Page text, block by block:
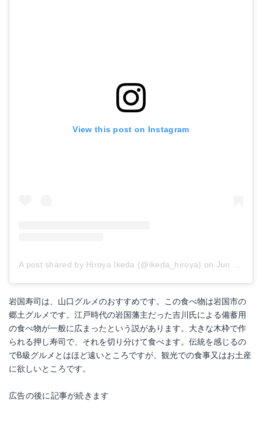
View this post on Instagram
A post shared by Hiroya Ikeda (@ikeda_hiroya) on Jun 17, 2018 at 10:48pm PDT
岩国寿司は、山口グルメのおすすめです。この食べ物は岩国市の
郷土グルメです。江戸時代の岩国藩主だった吉川氏による備蓄用
の食べ物が一般に広まったという説があります。大きな木枠で作
られる押し寿司で、それを切り分けて食べます。伝統を感じるの
でB級グルメとはほど遠いところですが、観光での食事又はお土産
に欲しいところです。
広告の後に記事が続きます